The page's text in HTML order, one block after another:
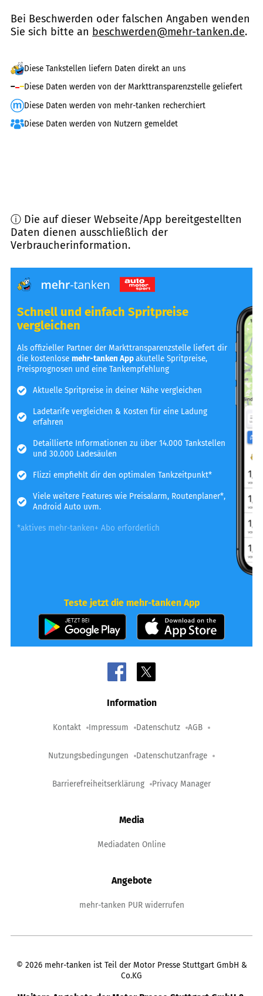
Bei Beschwerden oder falschen Angaben wenden
Sie sich bitte an beschwerden@mehr-tanken.de.
Diese Tankstellen liefern Daten direkt an uns
Diese Daten werden von der Markttransparenzstelle geliefert
Diese Daten werden von mehr-tanken recherchiert
Diese Daten werden von Nutzern gemeldet
ⓘ Die auf dieser Webseite/App bereitgestellten
Daten dienen ausschließlich der
Verbraucherinformation.
Schnell und einfach Spritpreise
vergleichen
Als offizieller Partner der Markttransparenzstelle liefert dir
die kostenlosemehr-tanken Appakutelle Spritpreise,
Preisprognosen und eine Tankempfehlung
Aktuelle Spritpreise in deiner Nähe vergleichen
Ladetarife vergleichen & Kosten für eine Ladung
erfahren
Detaillierte Informationen zu über 14.000 Tankstellen
und 30.000 Ladesäulen
Flizzi empfiehlt dir den optimalen Tankzeitpunkt*
Viele weitere Features wie Preisalarm, Routenplaner*,
Android Auto uvm.
*aktives mehr-tanken+ Abo erforderlich
Teste jetzt die mehr-tanken App
Information
Kontakt Impressum Datenschutz AGB
Nutzungsbedingungen Datenschutzanfrage
Barrierefreiheitserklärung Privacy Manager
Media
Mediadaten Online
Angebote
mehr-tanken PUR widerrufen
© 2026 mehr-tanken ist Teil der Motor Presse Stuttgart GmbH &
Co.KG